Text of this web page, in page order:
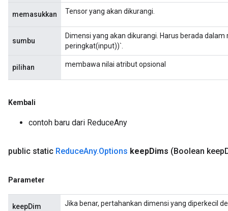
memasukkan Tensor yang akan dikurangi.
sumbu
Dimensi yang akan dikurangi. Harus berada
peringkat(input))`.
pilihan membawa nilai atribut opsional
Kembali
contoh baru dari ReduceAny
public static ReduceAny.Options keepDims (Boolean keep
Parameter
keepDim Jika benar, pertahankan dimensi yang diperkecil